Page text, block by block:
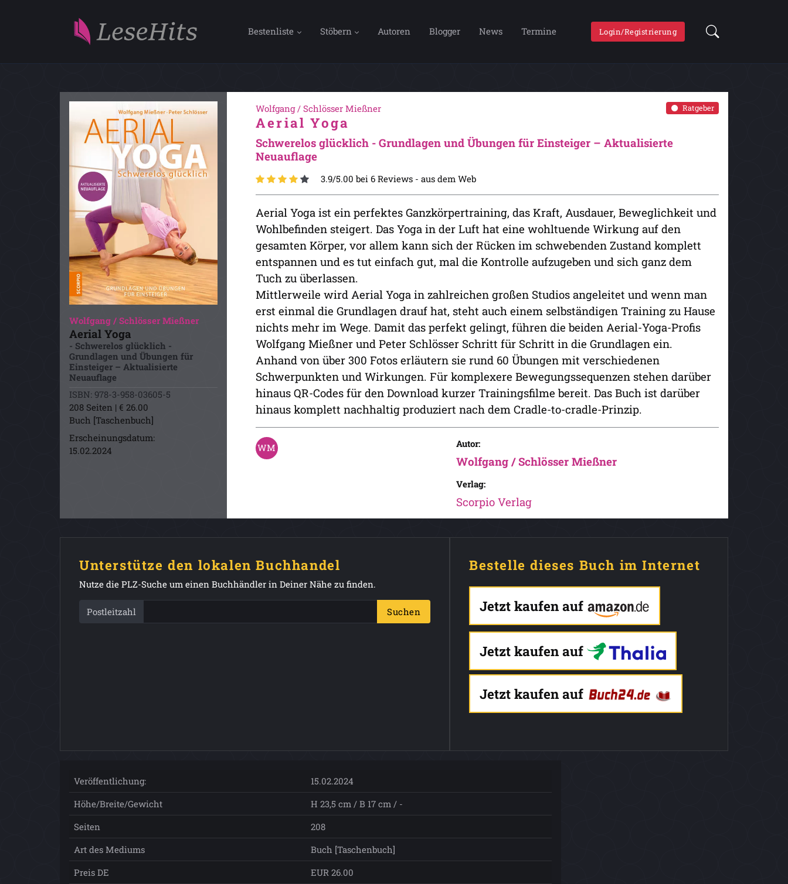
Bestenliste Stöbern Autoren Blogger News Termine Login/Registrierung
Wolfgang / Schlösser Mießner
Aerial Yoga
- Schwerelos glücklich -
Grundlagen und Übungen für
Einsteiger – Aktualisierte
Neuauflage
ISBN: 978-3-958-03605-5
208 Seiten | € 26.00
Buch [Taschenbuch]
Erscheinungsdatum:
15.02.2024
Ratgeber
Wolfgang / Schlösser Mießner
Aerial Yoga
Schwerelos glücklich - Grundlagen und Übungen für Einsteiger – Aktualisierte
Neuauflage
3.9/5.00 bei 6 Reviews - aus dem Web
Aerial Yoga ist ein perfektes Ganzkörpertraining, das Kraft, Ausdauer, Beweglichkeit und
Wohlbefinden steigert. Das Yoga in der Luft hat eine wohltuende Wirkung auf den
gesamten Körper, vor allem kann sich der Rücken im schwebenden Zustand komplett
entspannen und es tut einfach gut, mal die Kontrolle aufzugeben und sich ganz dem
Tuch zu überlassen.
Mittlerweile wird Aerial Yoga in zahlreichen großen Studios angeleitet und wenn man
erst einmal die Grundlagen drauf hat, steht auch einem selbständigen Training zu Hause
nichts mehr im Wege. Damit das perfekt gelingt, führen die beiden Aerial-Yoga-Profis
Wolfgang Mießner und Peter Schlösser Schritt für Schritt in die Grundlagen ein.
Anhand von über 300 Fotos erläutern sie rund 60 Übungen mit verschiedenen
Schwerpunkten und Wirkungen. Für komplexere Bewegungssequenzen stehen darüber
hinaus QR-Codes für den Download kurzer Trainingsfilme bereit. Das Buch ist darüber
hinaus komplett nachhaltig produziert nach dem Cradle-to-cradle-Prinzip.
Autor:
Wolfgang / Schlösser Mießner
Verlag:
Scorpio Verlag
Unterstütze den lokalen Buchhandel
Nutze die PLZ-Suche um einen Buchhändler in Deiner Nähe zu finden.
Postleitzahl Suchen
Bestelle dieses Buch im Internet
Jetzt kaufen auf
Jetzt kaufen auf
Jetzt kaufen auf
Veröffentlichung:
15.02.2024
Höhe/Breite/Gewicht
H 23,5 cm / B 17 cm / -
Seiten
208
Art des Mediums
Buch [Taschenbuch]
Preis DE
EUR 26.00